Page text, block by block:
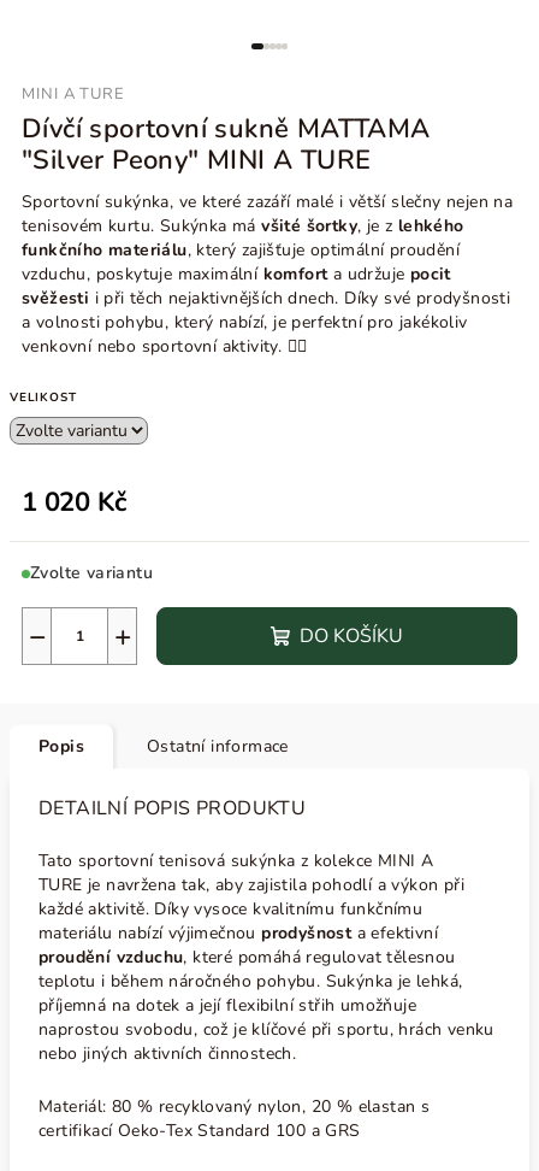
MINI A TURE
Dívčí sportovní sukně MATTAMA
"Silver Peony" MINI A TURE
Sportovní sukýnka, ve které zazáří malé i větší slečny nejen na
tenisovém kurtu. Sukýnka mávšité šortky, je z lehkého
funkčního materiálu, který zajišťuje optimální proudění
vzduchu, poskytuje maximální komforta udržuje pocit
svěžesti i při těch nejaktivnějších dnech. Díky své prodyšnosti
a volnosti pohybu, který nabízí, je perfektní pro jakékoliv
venkovní nebo sportovní aktivity. 🏃‍♀️
VELIKOST
1 020 Kč
Zvolte variantu
+
− DO KOŠÍKU
Popis Ostatní informace
DETAILNÍ POPIS PRODUKTU
Tato sportovní tenisová sukýnka z kolekce MINI A
TURE je navržena tak, aby zajistila pohodlí a výkon při
každé aktivitě. Díky vysoce kvalitnímu funkčnímu
materiálu nabízí výjimečnou prodyšnosta efektivní
proudění vzduchu, které pomáhá regulovat tělesnou
teplotu i během náročného pohybu. Sukýnka je lehká,
příjemná na dotek a její flexibilní střih umožňuje
naprostou svobodu, což je klíčové při sportu, hrách venku
nebo jiných aktivních činnostech.
Materiál: 80 % recyklovaný nylon, 20 % elastan s
certifikací Oeko-Tex Standard 100 a GRS